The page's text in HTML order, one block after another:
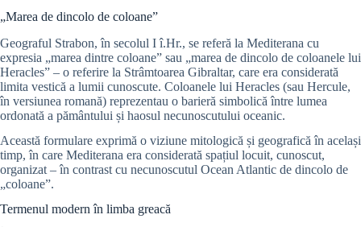
„Marea de dincolo de coloane”
Geograful Strabon, în secolul I î.Hr., se referă la Mediterana cu
expresia „marea dintre coloane” sau „marea de dincolo de coloanele lui
Heracles” – o referire la Strâmtoarea Gibraltar, care era considerată
limita vestică a lumii cunoscute. Coloanele lui Heracles (sau Hercule,
în versiunea romană) reprezentau o barieră simbolică între lumea
ordonată a pământului și haosul necunoscutului oceanic.
Această formulare exprimă o viziune mitologică și geografică în același
timp, în care Mediterana era considerată spațiul locuit, cunoscut,
organizat – în contrast cu necunoscutul Ocean Atlantic de dincolo de
„coloane”.
Termenul modern în limba greacă